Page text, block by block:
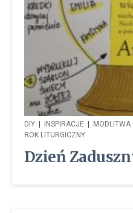
DIY | INSPIRACJE | MODLITWA
ROK LITURGICZNY
Dzień